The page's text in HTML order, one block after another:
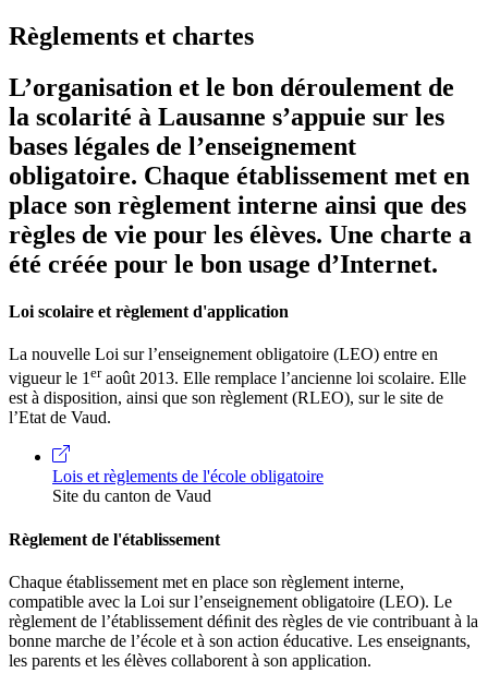
Règlements et chartes
L’organisation et le bon déroulement de
la scolarité à Lausanne s’appuie sur les
bases légales de l’enseignement
obligatoire. Chaque établissement met en
place son règlement interne ainsi que des
règles de vie pour les élèves. Une charte a
été créée pour le bon usage d’Internet.
Loi scolaire et règlement d'application
La nouvelle Loi sur l’enseignement obligatoire (LEO) entre en
vigueur le 1eraoût 2013. Elle remplace l’ancienne loi scolaire. Elle
est à disposition, ainsi que son règlement (RLEO), sur le site de
l’Etat de Vaud.
Lois et règlements de l'école obligatoire
Site du canton de Vaud
Règlement de l'établissement
Chaque établissement met en place son règlement interne,
compatible avec la Loi sur l’enseignement obligatoire (LEO). Le
règlement de l’établissement déﬁnit des règles de vie contribuant à la
bonne marche de l’école et à son action éducative. Les enseignants,
les parents et les élèves collaborent à son application.